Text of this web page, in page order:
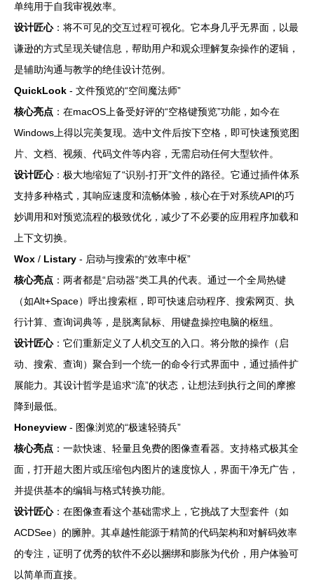
单纯用于自我审视效率。
设计匠心：将不可见的交互过程可视化。它本身几乎无界面，以最
谦逊的方式呈现关键信息，帮助用户和观众理解复杂操作的逻辑，
是辅助沟通与教学的绝佳设计范例。
QuickLook - 文件预览的“空间魔法师”
核心亮点 ：在macOS上备受好评的“空格键预览”功能，如今在
Windows上得以完美复现。选中文件后按下空格，即可快速预览图
片、文档、视频、代码文件等内容，无需启动任何大型软件。
设计匠心：极大地缩短了“识别-打开”文件的路径。它通过插件体系
支持多种格式，其响应速度和流畅体验，核心在于对系统API的巧
妙调用和对预览流程的极致优化，减少了不必要的应用程序加载和
上下文切换。
Wox / Listary - 启动与搜索的“效率中枢”
核心亮点 ：两者都是“启动器”类工具的代表。通过一个全局热键
（如Alt+Space）呼出搜索框，即可快速启动程序、搜索网页、执
行计算、查询词典等，是脱离鼠标、用键盘操控电脑的枢纽。
设计匠心：它们重新定义了人机交互的入口。将分散的操作（启
动、搜索、查询）聚合到一个统一的命令行式界面中，通过插件扩
展能力。其设计哲学是追求“流”的状态，让想法到执行之间的摩擦
降到最低。
Honeyview - 图像浏览的“极速轻骑兵”
核心亮点 ：一款快速、轻量且免费的图像查看器。支持格式极其全
面，打开超大图片或压缩包内图片的速度惊人，界面干净无广告，
并提供基本的编辑与格式转换功能。
设计匠心：在图像查看这个基础需求上，它挑战了大型套件（如
ACDSee）的臃肿。其卓越性能源于精简的代码架构和对解码效率
的专注，证明了优秀的软件不必以捆绑和膨胀为代价，用户体验可
以简单而直接。